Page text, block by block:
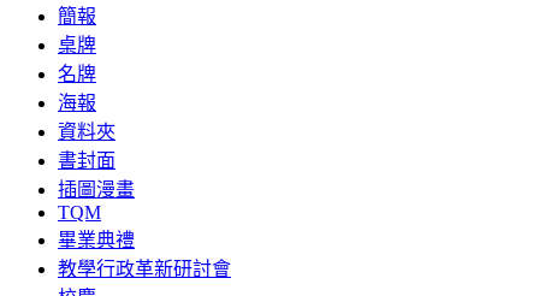
簡報
桌牌
名牌
海報
資料夾
書封面
插圖漫畫
TQM
畢業典禮
教學行政革新研討會